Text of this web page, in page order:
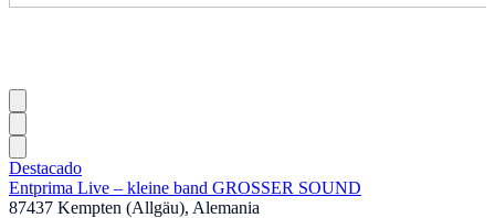
Destacado
Entprima Live – kleine band GROSSER SOUND
87437 Kempten (Allgäu), Alemania